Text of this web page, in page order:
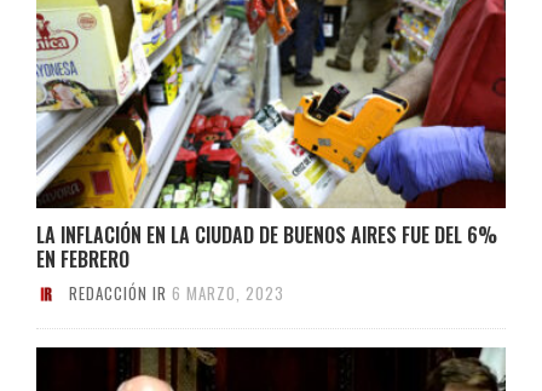
LA INFLACIÓN EN LA CIUDAD DE BUENOS AIRES FUE DEL 6%
EN FEBRERO
REDACCIÓN IR 6 MARZO, 2023